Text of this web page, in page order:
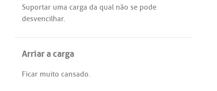
Suportar uma carga da qual não se pode
desvencilhar.
Arriar a carga
Ficar muito cansado.